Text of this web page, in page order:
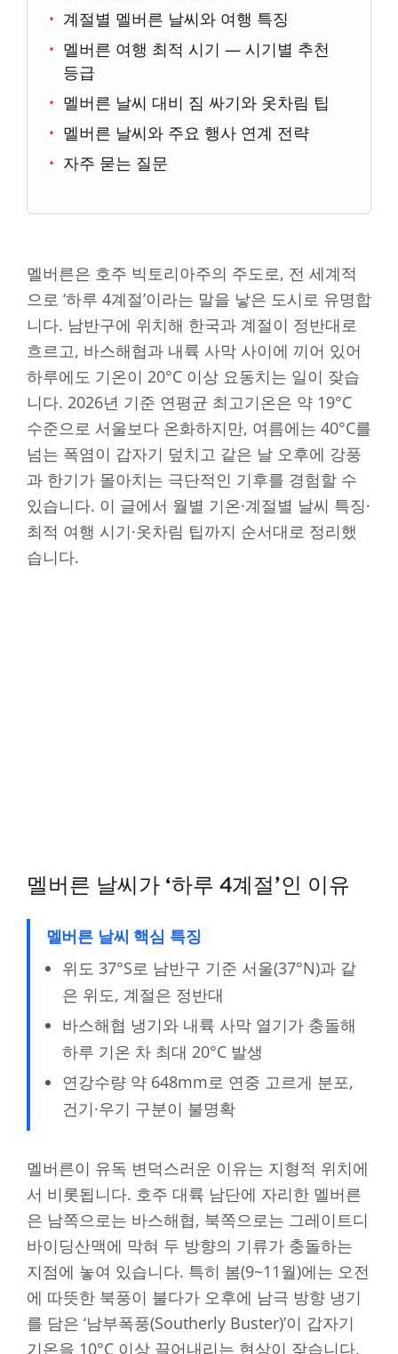
계절별 멜버른 날씨와 여행 특징
멜버른 여행 최적 시기 — 시기별 추천
등급
멜버른 날씨 대비 짐 싸기와 옷차림 팁
멜버른 날씨와 주요 행사 연계 전략
자주 묻는 질문
멜버른은 호주 빅토리아주의 주도로, 전 세계적
으로 ‘하루 4계절’이라는 말을 낳은 도시로 유명합
니다. 남반구에 위치해 한국과 계절이 정반대로
흐르고, 바스해협과 내륙 사막 사이에 끼어 있어
하루에도 기온이 20°C 이상 요동치는 일이 잦습
니다. 2026년 기준 연평균 최고기온은 약 19°C
수준으로 서울보다 온화하지만, 여름에는 40°C를
넘는 폭염이 갑자기 덮치고 같은 날 오후에 강풍
과 한기가 몰아치는 극단적인 기후를 경험할 수
있습니다. 이 글에서 월별 기온·계절별 날씨 특징·
최적 여행 시기·옷차림 팁까지 순서대로 정리했
습니다.
멜버른 날씨가 ‘하루 4계절’인 이유
멜버른 날씨 핵심 특징
위도 37°S로 남반구 기준 서울(37°N)과 같
은 위도, 계절은 정반대
바스해협 냉기와 내륙 사막 열기가 충돌해
하루 기온 차 최대 20°C 발생
연강수량 약 648mm로 연중 고르게 분포,
건기·우기 구분이 불명확
멜버른이 유독 변덕스러운 이유는 지형적 위치에
서 비롯됩니다. 호주 대륙 남단에 자리한 멜버른
은 남쪽으로는 바스해협, 북쪽으로는 그레이트디
바이딩산맥에 막혀 두 방향의 기류가 충돌하는
지점에 놓여 있습니다. 특히 봄(9~11월)에는 오전
에 따뜻한 북풍이 불다가 오후에 남극 방향 냉기
를 담은 ‘남부폭풍(Southerly Buster)’이 갑자기
기온을 10°C 이상 끌어내리는 현상이 잦습니다.